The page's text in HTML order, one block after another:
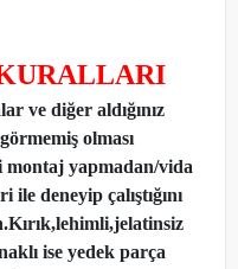
ve diğer aldığınız
olması
montaj yapmadan/vida
deneyip çalıştığını
ise yedek parça